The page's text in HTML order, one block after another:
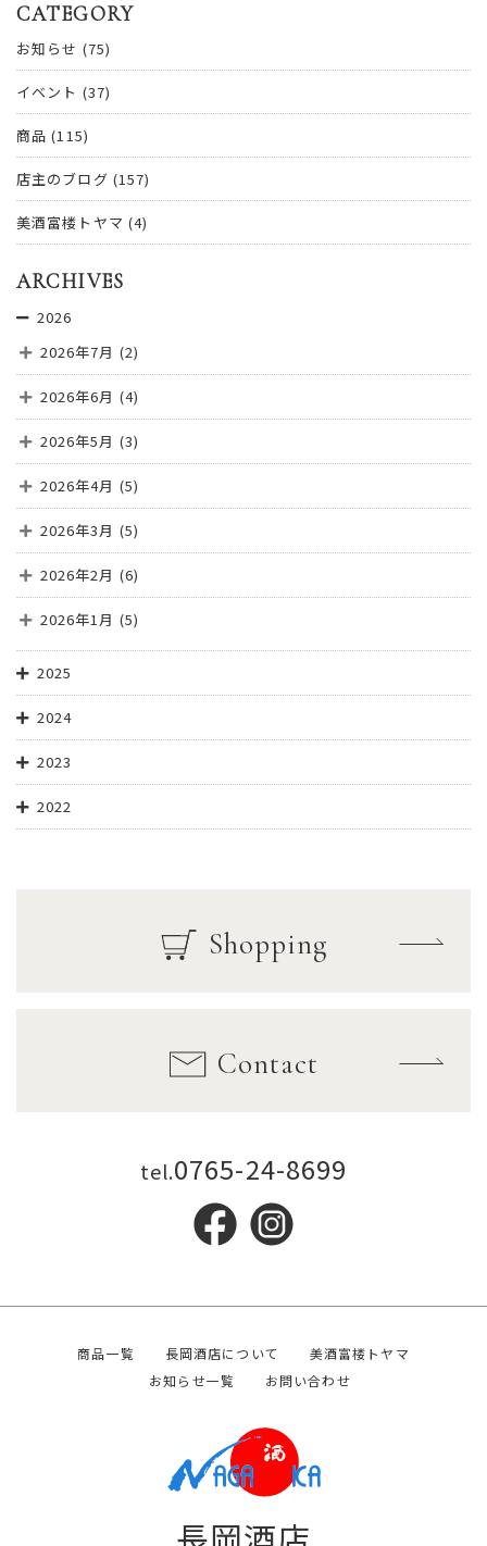
CATEGORY
お知らせ (75)
イベント (37)
商品 (115)
店主のブログ (157)
美酒富楼トヤマ (4)
ARCHIVES
2026
2026年7月 (2)
2026年6月 (4)
2026年5月 (3)
2026年4月 (5)
2026年3月 (5)
2026年2月 (6)
2026年1月 (5)
2025
2024
2023
2022
Shopping
Contact
tel.0765-24-8699
商品一覧 長岡酒店について
美酒富楼トヤマ
お知らせ一覧
お問い合わせ